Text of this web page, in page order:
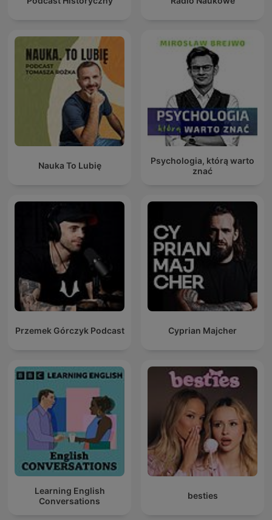
Nauka To Lubię
Psychologia, którą warto
znać
Przemek Górczyk Podcast Cyprian Majcher
Learning English
Conversations
besties